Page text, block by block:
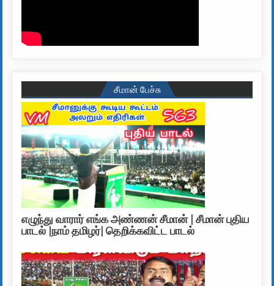
சீமான் பேச்சு
எழுந்து வாரார் எங்க அண்ணன் சீமான் | சீமான் புதிய
பாடல் |நாம் தமிழர்| தெறிக்கவிட்ட பாடல்